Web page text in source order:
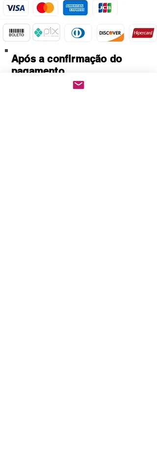
Após a confirmação do
pagamento.
Baixe imediatamente o